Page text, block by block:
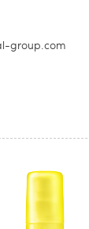
group.com